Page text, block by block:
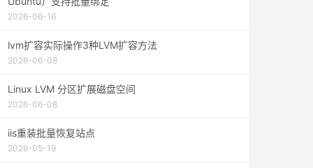
2026-06-16
lvm扩容实际操作3种LVM扩容方法
2026-06-08
Linux LVM 分区扩展磁盘空间
2026-06-08
iis重装批量恢复站点
2026-05-19